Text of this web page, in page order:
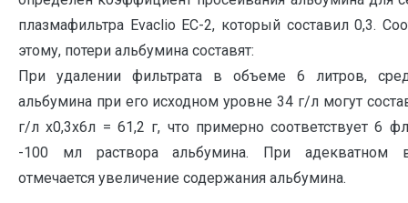
плазмафильтра Evaclio EC-2, который составил 0,3.
этому, потери альбумина составят:
При удалении фильтрата в объеме 6 литров,
альбумина при его исходном уровне 34 г/л могут
г/л х0,3х6л = 61,2 г, что примерно соответствует 6
-100 мл раствора альбумина. При адекватном
отмечается увеличение содержания альбумина.